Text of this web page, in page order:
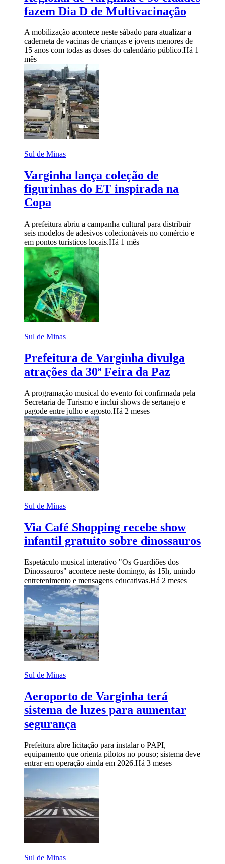
fazem Dia D de Multivacinação
A mobilização acontece neste sábado para atualizar a
caderneta de vacinas de crianças e jovens menores de
15 anos com todas as doses do calendário público.Há 1
mês
Sul de Minas
Varginha lança coleção de
figurinhas do ET inspirada na
Copa
A prefeitura abriu a campanha cultural para distribuir
seis modelos de adesivos colecionáveis no comércio e
em pontos turísticos locais.Há 1 mês
Sul de Minas
Prefeitura de Varginha divulga
atrações da 30ª Feira da Paz
A programação musical do evento foi confirmada pela
Secretaria de Turismo e inclui shows de sertanejo e
pagode entre julho e agosto.Há 2 meses
Sul de Minas
Via Café Shopping recebe show
infantil gratuito sobre dinossauros
Espetáculo musical interativo "Os Guardiões dos
Dinossauros" acontece neste domingo, às 15h, unindo
entretenimento e mensagens educativas.Há 2 meses
Sul de Minas
Aeroporto de Varginha terá
sistema de luzes para aumentar
segurança
Prefeitura abre licitação para instalar o PAPI,
equipamento que orienta pilotos no pouso; sistema deve
entrar em operação ainda em 2026.Há 3 meses
Sul de Minas